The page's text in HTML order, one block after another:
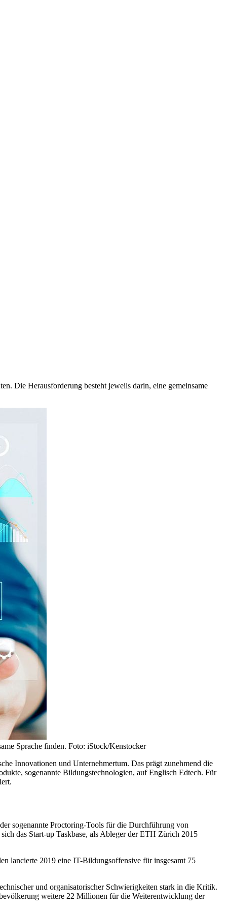
Die Herausforderung besteht jeweils darin, eine gemeinsame
Sprache finden. Foto: iStock/Kenstocker
Innovationen und Unternehmertum. Das prägt zunehmend die
sogenannte Bildungstechnologien, auf Englisch Edtech. Für
sogenannte Proctoring-Tools für die Durchführung von
das Start-up Taskbase, als Ableger der ETH Zürich 2015
lancierte 2019 eine IT-Bildungsoffensive für insgesamt 75
und organisatorischer Schwierigkeiten stark in die Kritik.
weitere 22 Millionen für die Weiterentwicklung der